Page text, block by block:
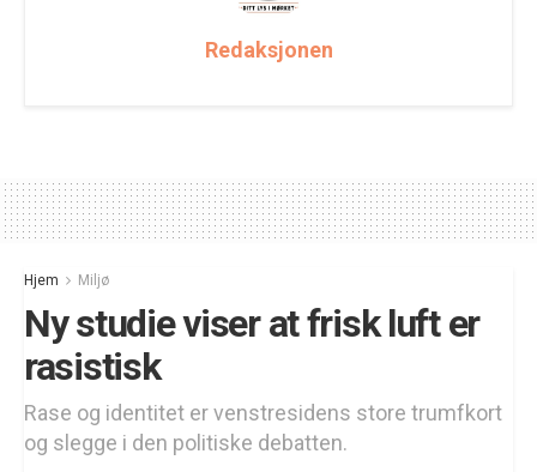
Redaksjonen
Hjem Miljø
Ny studie viser at frisk luft er
rasistisk
Rase og identitet er venstresidens store trumfkort
og slegge i den politiske debatten.